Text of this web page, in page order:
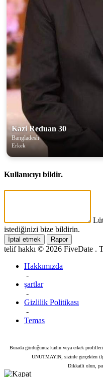
Kazi Reduan 30
Bangladesh
Erkek
Kullanıcıyı bildir.
istediğinizi bize bildirin.
İptal etmek Rapor
telif hakkı © 2026 FiveDate .
Hakkımızda
-
şartlar
-
Gizlilik Politikası
-
Temas
Burada gördüğünüz kadın veya erkek
UNUTMAYIN, sizinle gerçekten
Dikkatli olun,